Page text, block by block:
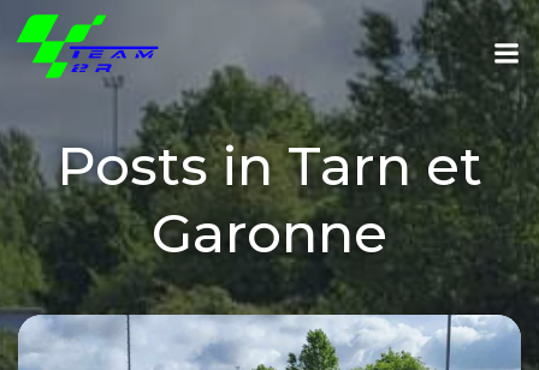
contenu
Posts in Tarn et
Garonne